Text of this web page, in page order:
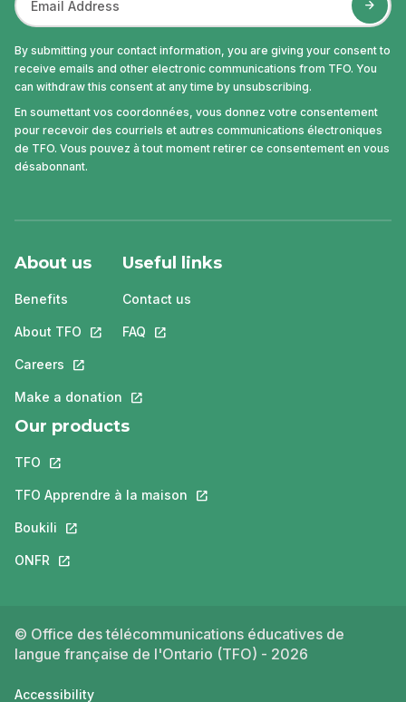
By submitting your contact information, you are giving your consent to
receive emails and other electronic communications from TFO. You
can withdraw this consent at any time by unsubscribing.
En soumettant vos coordonnées, vous donnez votre consentement
pour recevoir des courriels et autres communications électroniques
de TFO. Vous pouvez à tout moment retirer ce consentement en vous
désabonnant.
About us
Benefits
About TFO This link will open in a new tab.
Careers This link will open in a new tab.
Make a donation This link will open in a new tab.
Useful links
Contact us
FAQ This link will open in a new tab.
Our products
TFO This link will open in a new tab.
TFO Apprendre à la maison This link will open in a new tab.
Boukili This link will open in a new tab.
ONFR This link will open in a new tab.
© Office des télécommunications éducatives de
langue française de l'Ontario (TFO) - 2026
Accessibility